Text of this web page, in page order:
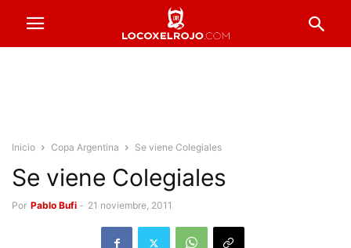
Inicio Copa Argentina Se viene Colegiales
Se viene Colegiales
Por Pablo Bufi - 21 noviembre, 2011